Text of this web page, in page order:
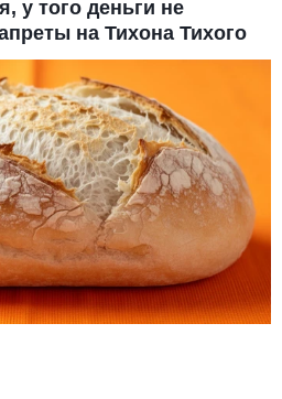
у того деньги не
на Тихона Тихого